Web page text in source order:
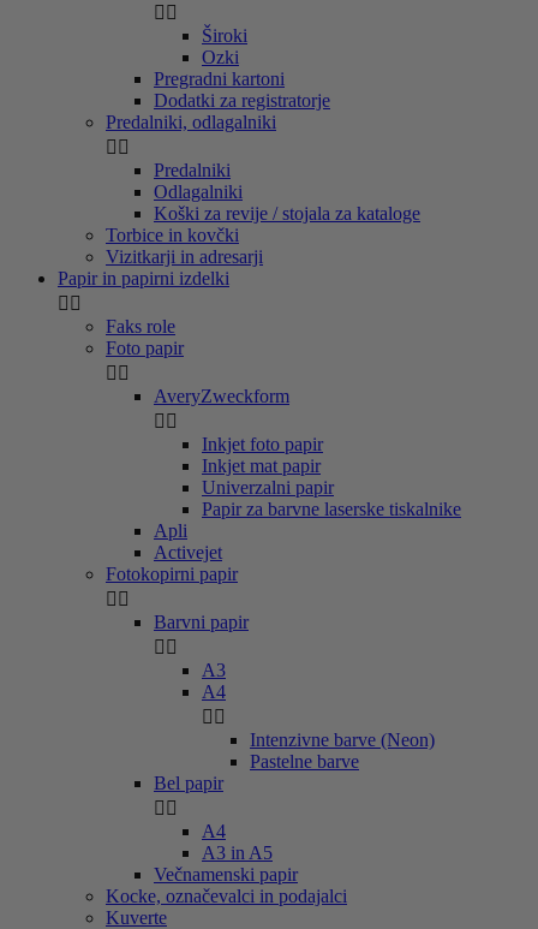
 
Široki
Ozki
Pregradni kartoni
Dodatki za registratorje
Predalniki, odlagalniki
 
Predalniki
Odlagalniki
Koški za revije / stojala za kataloge
Torbice in kovčki
Vizitkarji in adresarji
Papir in papirni izdelki
 
Faks role
Foto papir
 
AveryZweckform
 
Inkjet foto papir
Inkjet mat papir
Univerzalni papir
Papir za barvne laserske tiskalnike
Apli
Activejet
Fotokopirni papir
 
Barvni papir
 
A3
A4
 
Intenzivne barve (Neon)
Pastelne barve
Bel papir
 
A4
A3 in A5
Večnamenski papir
Kocke, označevalci in podajalci
Kuverte